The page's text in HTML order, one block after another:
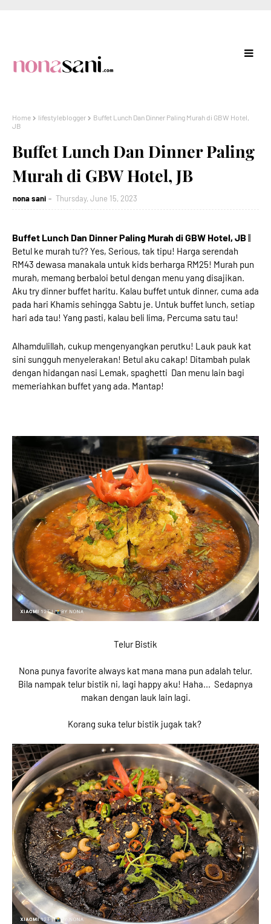
Home lifestyleblogger
Buffet Lunch Dan Dinner Paling Murah di GBW Hotel,
JB
Buffet Lunch Dan Dinner Paling
Murah di GBW Hotel, JB
nona sani Thursday, June 15, 2023
Buffet Lunch Dan Dinner Paling Murah di GBW Hotel, JB ||
Betul ke murah tu?? Yes, Serious, tak tipu! Harga serendah
RM43 dewasa manakala untuk kids berharga RM25! Murah pun
murah, memang berbaloi betul dengan menu yang disajikan.
Aku try dinner buffet haritu. Kalau buffet untuk dinner, cuma ada
pada hari Khamis sehingga Sabtu je. Untuk buffet lunch, setiap
hari ada tau! Yang pasti, kalau beli lima, Percuma satu tau!
Alhamdulillah, cukup mengenyangkan perutku! Lauk pauk kat
sini sungguh menyelerakan! Betul aku cakap! Ditambah pulak
dengan hidangan nasi Lemak, spaghetti Dan menu lain bagi
memeriahkan buffet yang ada. Mantap!
Telur Bistik
Nona punya favorite always kat mana mana pun adalah telur.
Bila nampak telur bistik ni, lagi happy aku! Haha... Sedapnya
makan dengan lauk lain lagi.
Korang suka telur bistik jugak tak?